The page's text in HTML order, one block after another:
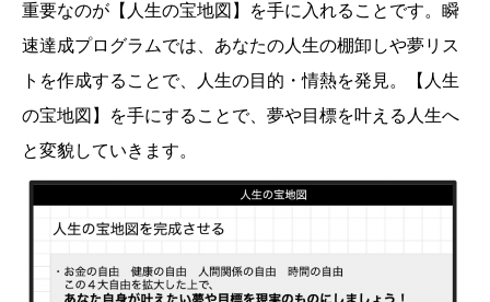
重要なのが【人生の宝地図】を手に入れることです。瞬
速達成プログラムでは、あなたの人生の棚卸しや夢リス
トを作成することで、人生の目的・情熱を発見。【人生
の宝地図】を手にすることで、夢や目標を叶える人生へ
と変貌していきます。